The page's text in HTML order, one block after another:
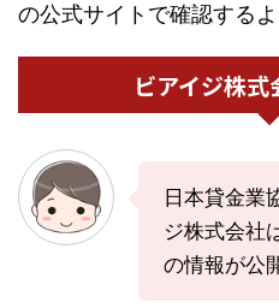
の公式サイトで確認するよ
ビアイジ株式
日本貸金業
ジ株式会社
の情報が公